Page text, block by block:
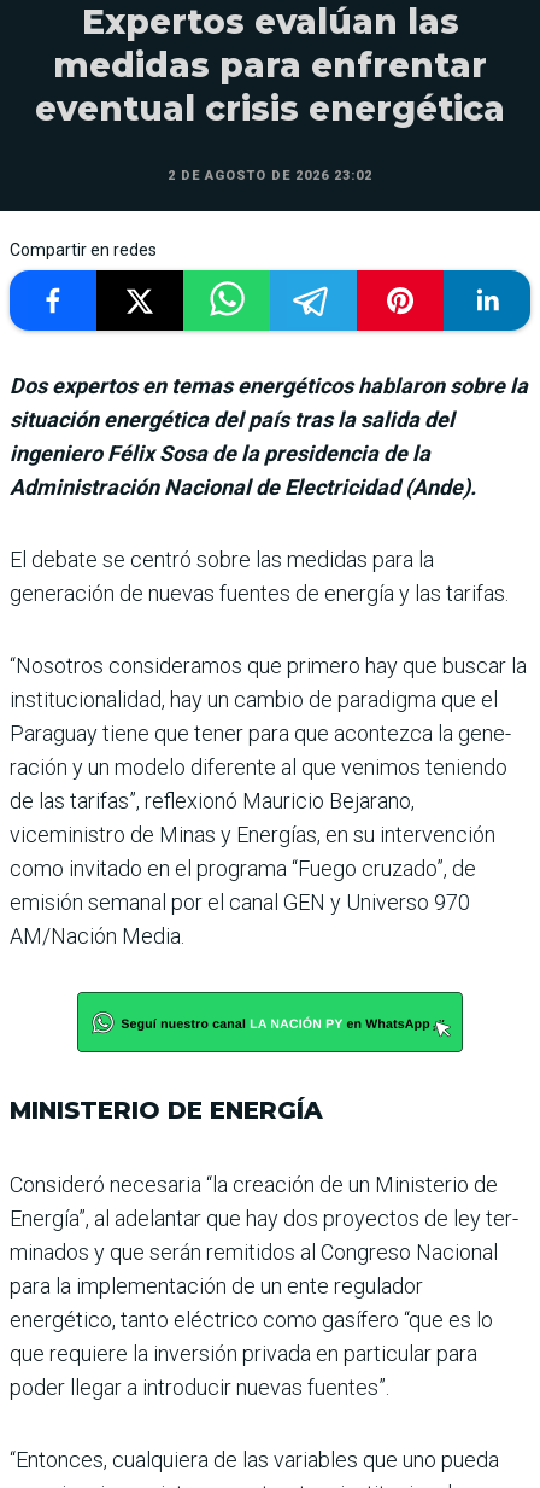
Expertos evalúan las
medidas para enfrentar
eventual crisis energética
2 DE AGOSTO DE 2026 23:02
Compartir en redes
Dos expertos en temas energéticos hablaron sobre la
situación energética del país tras la salida del
ingeniero Félix Sosa de la presidencia de la
Administración Nacional de Electricidad (Ande).
El debate se centró sobre las medidas para la
generación de nuevas fuentes de energía y las tarifas.
“Nosotros consideramos que primero hay que buscar la
institucionalidad, hay un cambio de paradigma que el
Paraguay tiene que tener para que acontezca la gene­
ración y un modelo diferente al que venimos teniendo
de las tarifas”, reflexionó Mau­ricio Bejarano,
viceministro de Minas y Energías, en su intervención
como invitado en el programa “Fuego cru­zado”, de
emisión semanal por el canal GEN y Universo 970
AM/Nación Media.
MINISTERIO DE ENERGÍA
Consideró necesaria “la crea­ción de un Ministerio de
Energía”, al adelantar que hay dos proyectos de ley ter­
minados y que serán remi­tidos al Congreso Nacional
para la implementación de un ente regulador
energético, tanto eléctrico como gasí­fero “que es lo
que requiere la inversión privada en par­ticular para
poder llegar a introducir nuevas fuentes”.
“Entonces, cualquiera de las variables que uno pueda